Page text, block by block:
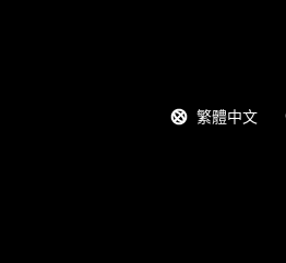
繁體中文